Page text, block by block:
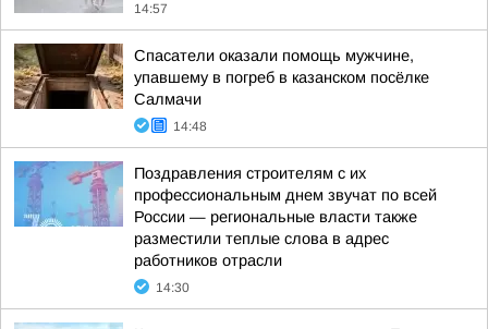
14:57
Спасатели оказали помощь мужчине,
упавшему в погреб в казанском посёлке
Салмачи
14:48
Поздравления строителям с их
профессиональным днем звучат по всей
России — региональные власти также
разместили теплые слова в адрес
работников отрасли
14:30